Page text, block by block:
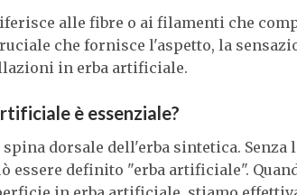
alle fibre o ai filamenti che
che fornisce l'aspetto, la
in erba artificiale.
è essenziale?
dorsale dell'erba sintetica. Senza
essere definito "erba artificiale".